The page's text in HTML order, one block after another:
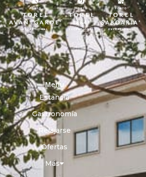
Menu
Estancia
Gastronomía
Relajarse
Ofertas
Más